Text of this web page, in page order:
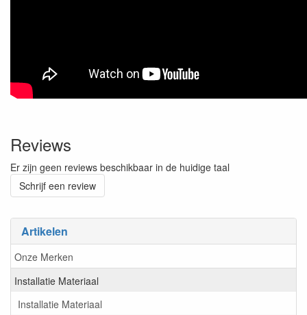
Artikelen
Onze Merken
Installatie Materiaal
Installatie Materiaal
Reviews
Er zijn geen reviews beschikbaar in de huidige taal
Schrijf een review